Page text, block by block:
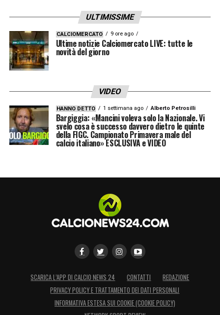
ULTIMISSIME
CALCIOMERCATO 9 ore ago
Ultime notizie Calciomercato LIVE: tutte le
novità del giorno
VIDEO
HANNO DETTO 1 settimana ago Alberto Petrosilli
Bargiggia: «Mancini voleva solo la Nazionale. Vi
svelo cosa è successo davvero dietro le quinte
della FIGC. Campionato Primavera male del
calcio italiano» ESCLUSIVA e VIDEO
SCARICA L’APP DI CALCIO NEWS 24 CONTATTI
REDAZIONE
PRIVACY POLICY E TRATTAMENTO DEI DATI PERSONALI
INFORMATIVA ESTESA SUI COOKIE (COOKIE POLICY)